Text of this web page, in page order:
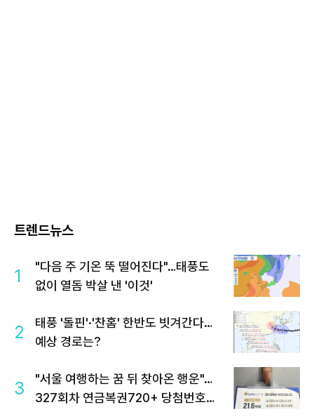
트렌드뉴스
1
"다음 주 기온 뚝 떨어진다"…태풍도
없이 열돔 박살 낸 '이것'
2
태풍 '돌핀'·'찬홈' 한반도 빗겨간다…
예상 경로는?
3
"서울 여행하는 꿈 뒤 찾아온 행운"…
327회차 연금복권720+ 당첨번호조